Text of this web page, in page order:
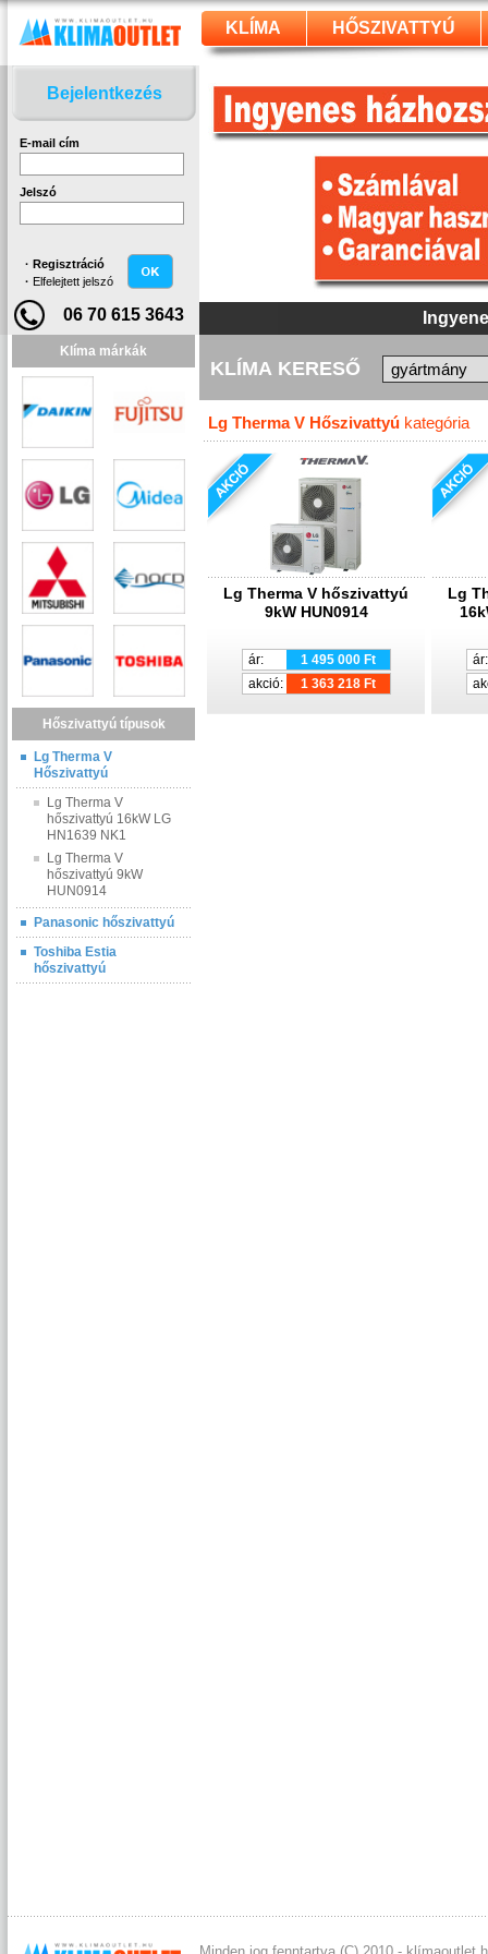
KLÍMA HŐSZIVATTYÚ
Bejelentkezés
E-mail cím
Jelszó
· Regisztráció
· Elfelejtett jelszó
06 70 615 3643
Klíma márkák
Hőszivattyú típusok
Lg Therma V
Hőszivattyú
Lg Therma V
hőszivattyú 16kW LG
HN1639 NK1
Lg Therma V
hőszivattyú 9kW
HUN0914
Panasonic hőszivattyú
Toshiba Estia
hőszivattyú
KLÍMA KERESŐ
Lg Therma V Hőszivattyú kategória
Lg Therma V hőszivattyú
9kW HUN0914
ár:
1 495 000 Ft
akció:
1 363 218 Ft
Lg
ár: